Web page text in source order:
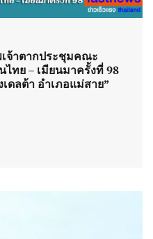
จ้าตากประชุมคณะ
ทย – เมียนมาครั้งที่ 98
ดลต้า อำเภอแม่สาย”